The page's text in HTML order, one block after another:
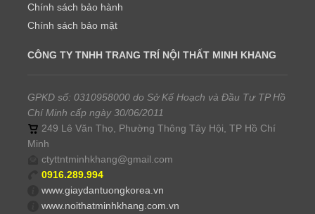
Chính sách bảo hành
Chính sách bảo mật
CÔNG TY TNHH TRANG TRÍ NỘI THẤT MINH KHANG
GPKD số: 0310958000 do Sở Kế Hoạch và Đầu Tư TP Hồ
Chí Minh cấp ngày 30/06/2011
249 Lê Văn Thọ, Phường Thông Tây Hội, TP Hồ Chí
Minh
ctyttntminhkhang@gmail.com
0916.289.994
www.giaydantuongkorea.vn
www.noithatminhkhang.com.vn